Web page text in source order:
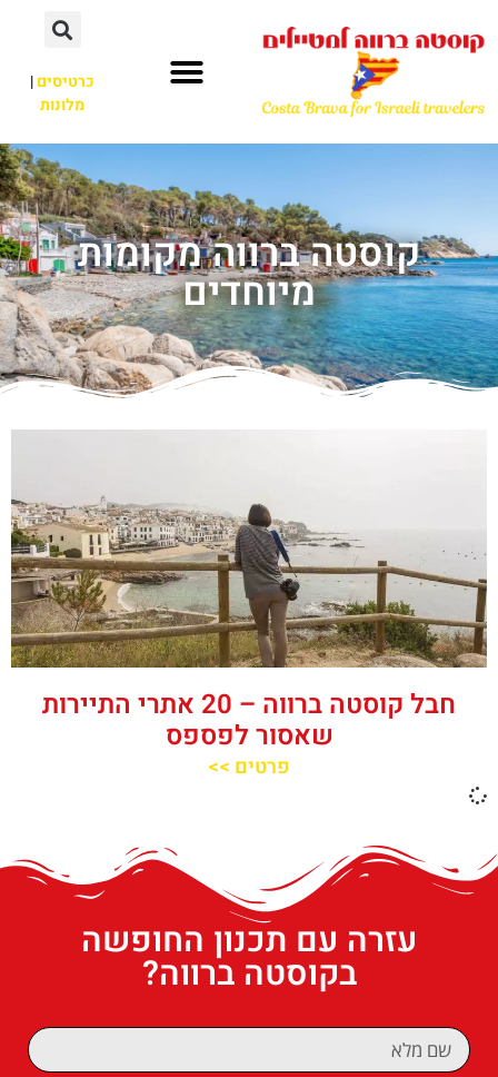
כרטיסים|
מלונות
קוסטה ברווה מקומות
מיוחדים
חבל קוסטה ברווה – 20 אתרי התיירות
שאסור לפספס
פרטים >>
עזרה עם תכנון החופשה
בקוסטה ברווה?